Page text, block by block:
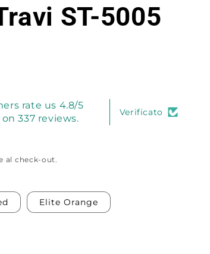
ST-5005
rate us 4.8/5
337 reviews.
Verificato
al check-out.
Elite Orange